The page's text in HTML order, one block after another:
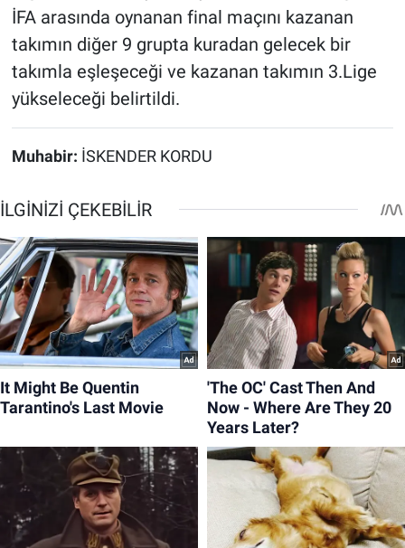
İFA arasında oynanan final maçını kazanan
takımın diğer 9 grupta kuradan gelecek bir
takımla eşleşeceği ve kazanan takımın 3.Lige
yükseleceği belirtildi.
Muhabir: İSKENDER KORDU